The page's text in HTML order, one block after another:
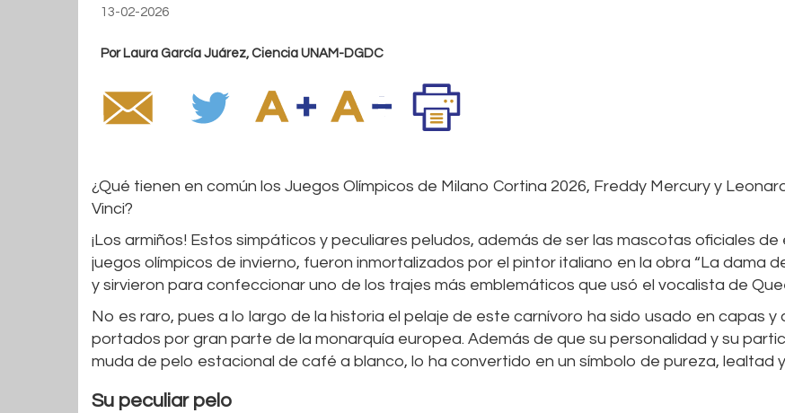
13-02-2026
Por Laura García Juárez, Ciencia UNAM-DGDC
¿Qué tienen en común los Juegos Olímpicos de Milano Cortina 2026, Freddy Mercury y
Vinci?
¡Los armiños! Estos simpáticos y peculiares peludos, además de ser las mascotas oficiales de
juegos olímpicos de invierno, fueron inmortalizados por el pintor italiano en la obra “La dama
y sirvieron para confeccionar uno de los trajes más emblemáticos que usó el vocalista de
No es raro, pues a lo largo de la historia el pelaje de este carnívoro ha sido usado en capas y
portados por gran parte de la monarquía europea. Además de que su personalidad y su
muda de pelo estacional de café a blanco, lo ha convertido en un símbolo de pureza, lealtad
Su peculiar pelo